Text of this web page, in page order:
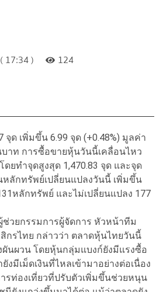
17:34 )
124
จุด เพิ่มขึ้น 6.99 จุด (+0.48%) มูลค่า
บาท การซื้อขายหุ้นวันนี้เคลื่อนไหว
ยทำจุดสูงสุด 1,470.83 จุด และจุด
หลักทรัพย์เปลี่ยนแปลงวันนี้ เพิ่มขึ้น
หลักทรัพย์ และไม่เปลี่ยนแปลง 177
ช่วยกรรมการผู้จัดการ หัวหน้าทีม
กรไทย กล่าวว่า ตลาดหุ้นไทยวันนี้
นผวน โดยหุ้นกลุ่มแบงก์ยังมีแรงซื้อ
งมีเม็ดเงินที่ไหลเข้ามาอย่างต่อเนื่อง
รท่องเที่ยวที่ปรับตัวเพิ่มขึ้นช่วยหนุน